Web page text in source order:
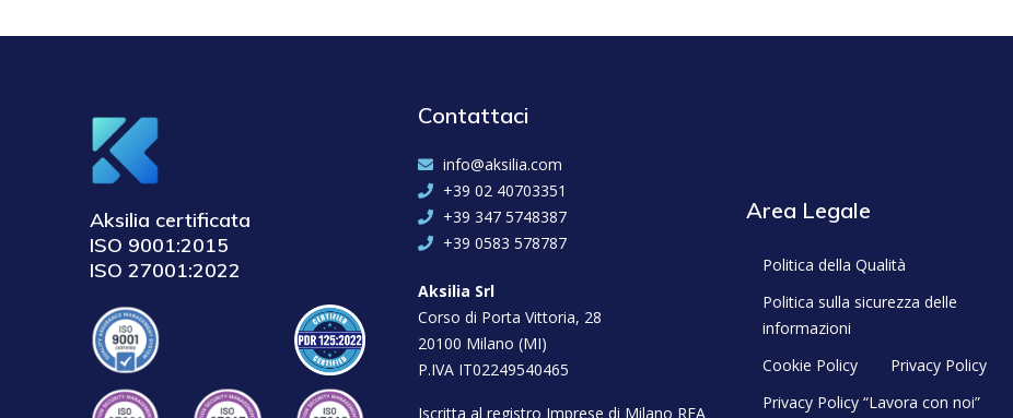
Aksilia certificata
ISO 9001:2015
ISO 27001:2022
Contattaci
info@aksilia.com
+39 02 40703351
+39 347 5748387
+39 0583 578787
Aksilia Srl
Corso di Porta Vittoria, 28
20100 Milano (MI)
P.IVA IT02249540465
Iscritta al registro Imprese di Milano REA
Area Legale
Politica della Qualità
Politica sulla sicurezza delle
informazioni
Cookie Policy
Privacy Policy
Privacy Policy “Lavora con noi”